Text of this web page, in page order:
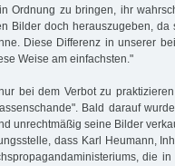
Ordnung zu bringen, ihr
Bilder doch herauszugeben, da
Diese Differenz in unserer
Weise am einfachsten."
bei dem Verbot zu
Bald darauf
unrechtmäßig seine Bilder
dass Karl Heumann,
die